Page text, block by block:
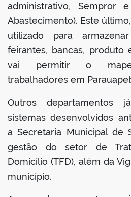
administrativo, Sempror
Abastecimento). Este
utilizado para
feirantes, bancas, produto
vai permitir o
trabalhadores em
Outros departamentos
sistemas desenvolvidos
a Secretaria Municipal de
gestão do setor de
Domicílio (TFD), além da
município.